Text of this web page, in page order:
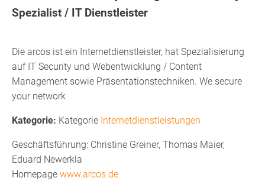
Spezialist / IT Dienstleister
Die arcos ist ein Internetdienstleister, hat Spezialisierung
auf IT Security und Webentwicklung / Content
Management sowie Präsentationstechniken. We secure
your network
Kategorie Internetdienstleistungen
Geschäftsführung: Christine Greiner, Thomas Maier,
Eduard Newerkla
Homepage www.arcos.de